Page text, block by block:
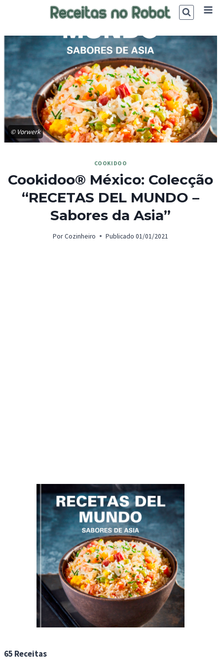
© Vorwerk
COOKIDOO
Cookidoo® México: Colecção
“RECETAS DEL MUNDO –
Sabores da Asia”
Por Cozinheiro Publicado 01/01/2021
65 Receitas